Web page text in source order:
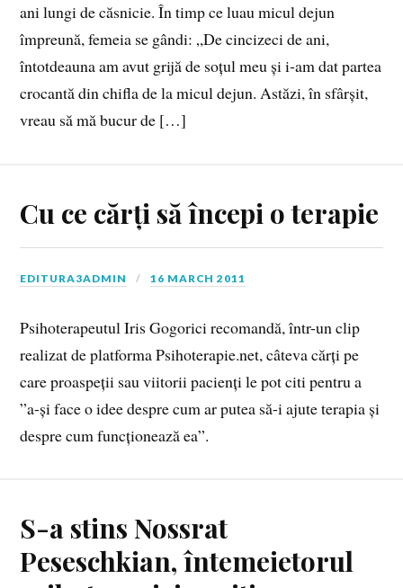
ani lungi de căsnicie. În timp ce luau micul dejun
împreună, femeia se gândi: „De cincizeci de ani,
întotdeauna am avut grijă de soțul meu și i‑am dat partea
crocantă din chifla de la micul dejun. Astăzi, în sfârșit,
vreau să mă bucur de […]
Cu ce cărți să începi o terapie
EDITURA3ADMIN 16 MARCH 2011
Psihoterapeutul Iris Gogorici recomandă, într-un clip
realizat de platforma Psihoterapie.net, câteva cărți pe
care proaspeții sau viitorii pacienți le pot citi pentru a
”a-și face o idee despre cum ar putea să-i ajute terapia și
despre cum funcționează ea”.
S-a stins Nossrat
Peseschkian, întemeietorul